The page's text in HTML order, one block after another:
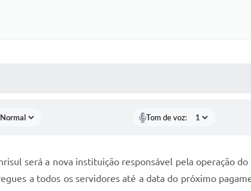
Tom de voz:
será a nova instituição responsável pela operação
a todos os servidores até a data do próximo